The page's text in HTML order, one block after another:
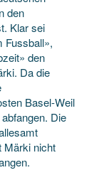
den
Klar sei
Fussball»,
den
Da die
Basel-Weil
Die
Märki nicht